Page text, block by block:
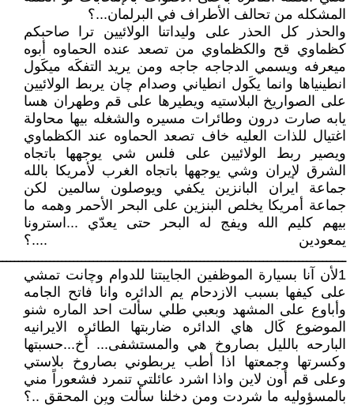
المشكله من تحالف الأطراف في البرلمان...؟
والحذر كل الحذر على وليداتنا الولائيين ترا صاحبكم
كظماوي قح والكظماوي من تصعد عنده الحماوه أبوه
ميعرفه ويسمي الدجاجه جاجه ومن يريد التفكَه ميكَول
انطينياها وانما يكَول انطياني وصدام چان يربط الولائيين
على الصواريخ البلاستيه ويطيرها على قم وطهران هسا
يابه صارت درون وطائرات مسيره والشغله بيها محاولة
اغتيال للذات العليه خاف تصعد الحماوه عند الكظماوي
ويصير ربط الولائيين على فلس شي يوجهها باتجاه
الشرق لإيران وشي يوجهها باتجاه الغرب لأمريكا بالله
جماعة ايران البانزين يكفي ويوصلون سالمين لكن
جماعة أمريكا يخلص البنزين على البحر الأحمر وهمه ما
بيهم كليم الله ويفج له البحر حتى يعدّي ...استرونا
يمعودين ....؟
1لأن آنا بسيارة الموظفين الجايبتنا للدوام وچانت تمشي
على كيفها بسبب الازدحام يم الدائره وانا فاتح الجامه
وأباوع على المشهد وبعبي طلي سألت احد الماره شنو
الموضوع كَال هاي الدائره ضاربتها الطائره الايرانيه
البارحه بالليل بصاروخ هي والمستشفى... أخ...حسبتها
وكسرتها وجمعتها اذا أطب يربطوني بصاروخ بلاستي
وعلى قم أون لاين واذا اشرد عائلتي تنمرد فشعوراً مني
بالمسؤوليه ما شردت ومن دخلنا سألت وين المحقق ..؟